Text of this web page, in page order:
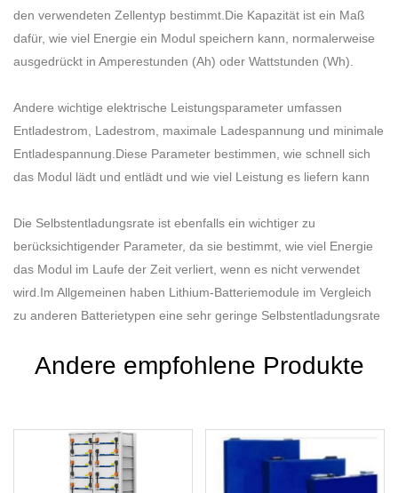
den verwendeten Zellentyp bestimmt.Die Kapazität ist ein Maß
dafür, wie viel Energie ein Modul speichern kann, normalerweise
ausgedrückt in Amperestunden (Ah) oder Wattstunden (Wh).
Andere wichtige elektrische Leistungsparameter umfassen
Entladestrom, Ladestrom, maximale Ladespannung und minimale
Entladespannung.Diese Parameter bestimmen, wie schnell sich
das Modul lädt und entlädt und wie viel Leistung es liefern kann
Die Selbstentladungsrate ist ebenfalls ein wichtiger zu
berücksichtigender Parameter, da sie bestimmt, wie viel Energie
das Modul im Laufe der Zeit verliert, wenn es nicht verwendet
wird.Im Allgemeinen haben Lithium-Batteriemodule im Vergleich
zu anderen Batterietypen eine sehr geringe Selbstentladungsrate
Andere empfohlene Produkte